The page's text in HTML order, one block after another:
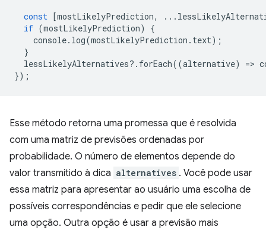
const [mostLikelyPrediction, ...
if (mostLikelyPrediction)
{
console. log(mostLikelyPrediction . text);
}
lessLikelyAlternatives? . forEach((alternative) =>
});
Esse método retorna uma promessa que é resolvida
com uma matriz de previsões ordenadas por
probabilidade. O número de elementos depende do
valor transmitido à dica alternatives . Você pode usar
essa matriz para apresentar ao usuário uma escolha de
possíveis correspondências e pedir que ele selecione
uma opção. Outra opção é usar a previsão mais